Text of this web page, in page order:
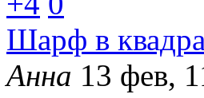
Шарф в
Анна 13 фев,